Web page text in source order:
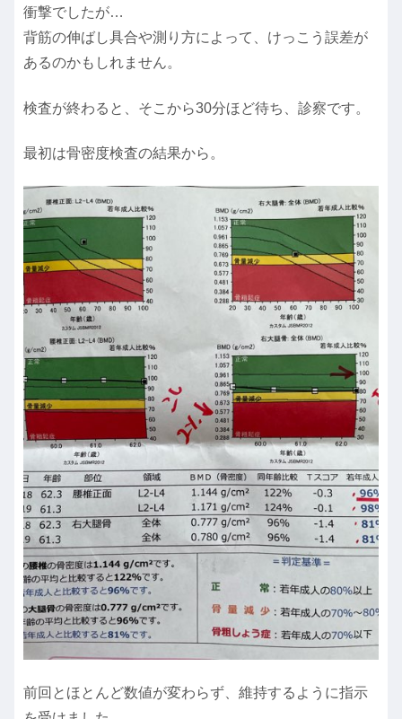
衝撃でしたが…
背筋の伸ばし具合や測り方によって、けっこう誤差が
あるのかもしれません。
検査が終わると、そこから30分ほど待ち、診察です。
最初は骨密度検査の結果から。
前回とほとんど数値が変わらず、維持するように指示